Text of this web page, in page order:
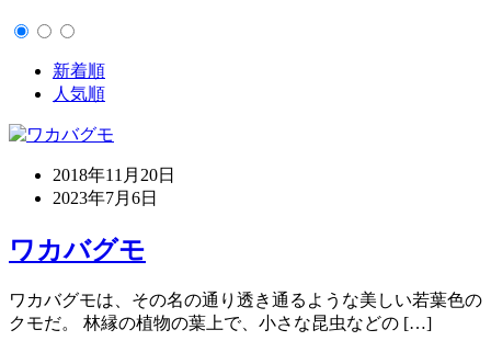
新着順
人気順
2018年11月20日
2023年7月6日
ワカバグモ
ワカバグモは、その名の通り透き通るような美しい若葉色の
クモだ。 林縁の植物の葉上で、小さな昆虫などの […]